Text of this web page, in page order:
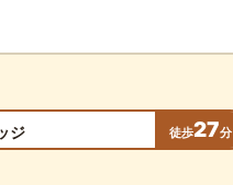
ジ 徒歩27分